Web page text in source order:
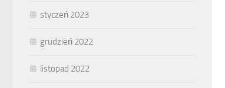
styczeń 2023
grudzień 2022
listopad 2022